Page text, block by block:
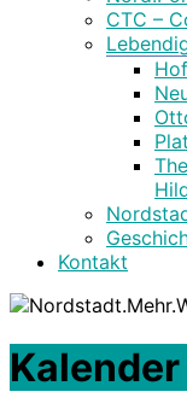
CTC –
Kontakt
Kalender